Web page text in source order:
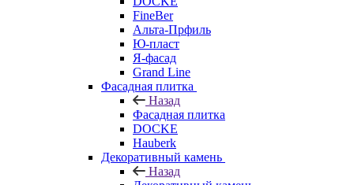
FineBer
Альта-Прфиль
Ю-пласт
Я-фасад
Grand Line
Фасадная плитка
Назад
Фасадная плитка
DOCKE
Hauberk
Декоративный камень
Назад